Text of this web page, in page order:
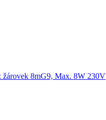
žárovek 8mG9, Max. 8W 230V